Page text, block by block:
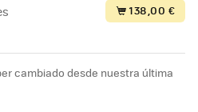
138,00 €
cambiado desde nuestra última